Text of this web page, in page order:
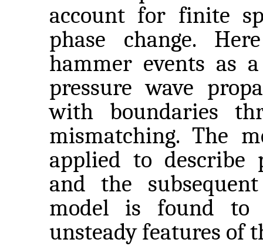
account for finite
phase change.
hammer events as
pressure wave
with boundaries
mismatching. The
applied to describe
and the
model is found
unsteady features of